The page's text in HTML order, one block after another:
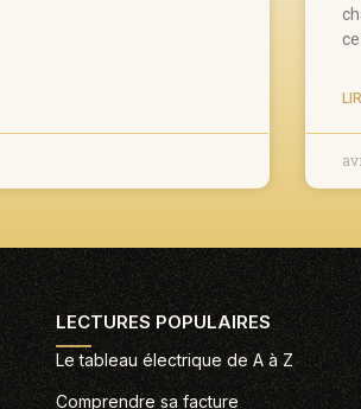
LECTURES POPULAIRES
Le tableau électrique de A à Z
Comprendre sa facture